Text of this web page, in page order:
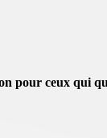
pour ceux qui